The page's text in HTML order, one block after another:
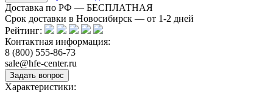
Доставка по РФ — БЕСПЛАТНАЯ
Срок доставки в Новосибирск — от 1-2 дней
Рейтинг:
Контактная информация:
8 (800) 555-86-73
sale@hfe-center.ru
Характеристики: